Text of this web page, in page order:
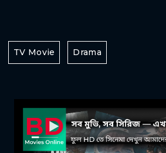
TV Movie Drama